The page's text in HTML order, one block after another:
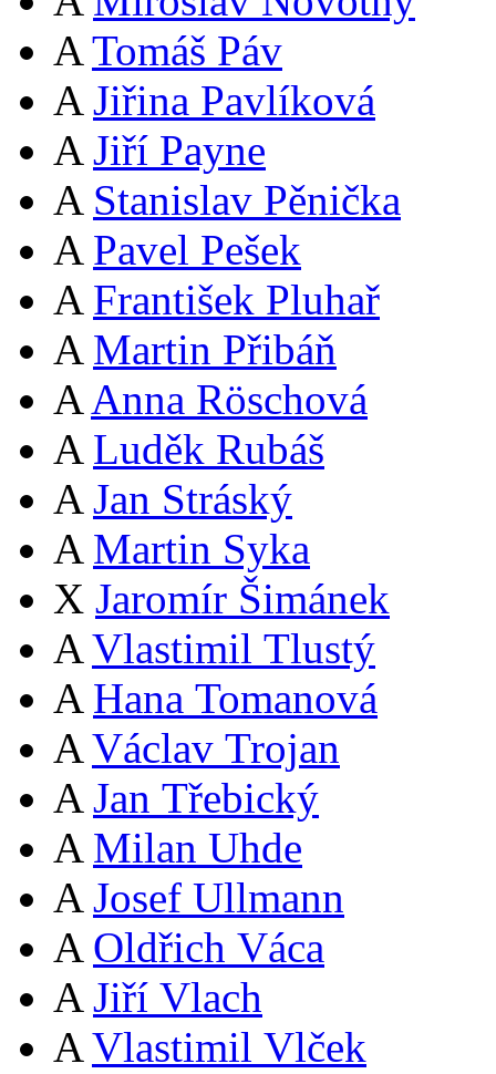
A Tomáš Páv
A Jiřina Pavlíková
A Jiří Payne
A Stanislav Pěnička
A Pavel Pešek
A František Pluhař
A Martin Přibáň
A Anna Röschová
A Luděk Rubáš
A Jan Stráský
A Martin Syka
X Jaromír Šimánek
A Vlastimil Tlustý
A Hana Tomanová
A Václav Trojan
A Jan Třebický
A Milan Uhde
A Josef Ullmann
A Oldřich Váca
A Jiří Vlach
A Vlastimil Vlček